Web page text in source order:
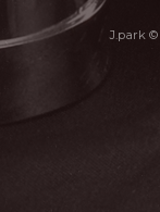
J.park